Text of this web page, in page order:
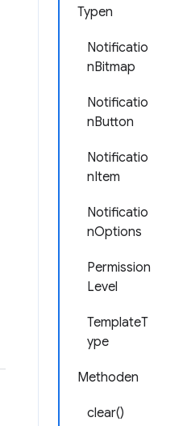
Typen
Notificatio
nBitmap
Notificatio
nButton
Notificatio
nItem
Notificatio
nOptions
Permission
Level
TemplateT
ype
Methoden
clear()